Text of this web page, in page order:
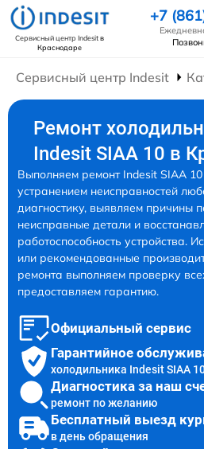
Сервисный центр Indesitв
Краснодаре
+7
Сервисный центр Indesit
Ремонт
Indesit SIAA 10 в
Выполняем ремонт Indesit SIAA
устранением неисправностей
диагностику, выявляем причины
неисправные детали и
работоспособность устройства.
или рекомендованные
ремонта выполняем проверку
предоставляем гарантию.
Официальный сервис
Гарантийное
холодильника Indesit SIAA
Диагностика за наш
ремонт по желанию
Бесплатный выезд
в день обращения